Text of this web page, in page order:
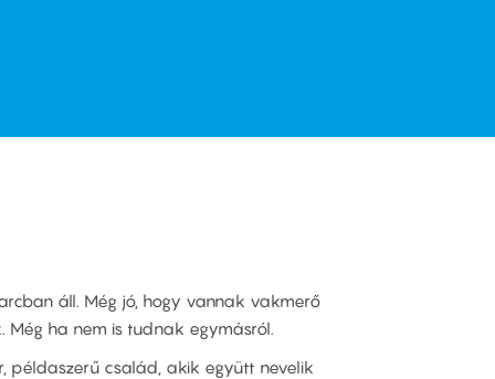
áll. Még jó, hogy vannak vakmerő
ha nem is tudnak egymásról.
példaszerű család, akik együtt nevelik